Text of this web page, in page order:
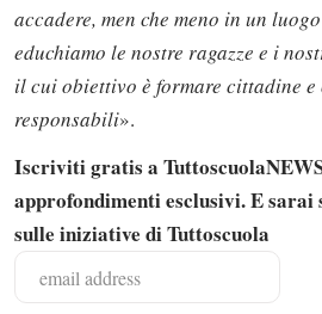
accadere, men che meno in un
educhiamo le nostre ragazze e i
il cui obiettivo è formare cittadine
responsabili».
Iscriviti gratis a
approfondimenti esclusivi. E sarai
sulle iniziative di Tuttoscuola